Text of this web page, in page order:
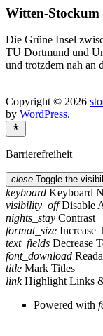
Witten-Stockum
Die Grüne Insel
TU Dortmund und
und trotzdem nah an
Copyright © 2026
by WordPress.
Barrierefreiheit
close Toggle the
keyboard Keyboard
visibility_off Disable
nights_stay Contrast
format_size Increase
text_fields Decrease
font_download
title Mark Titles
link Highlight Links
Powered with